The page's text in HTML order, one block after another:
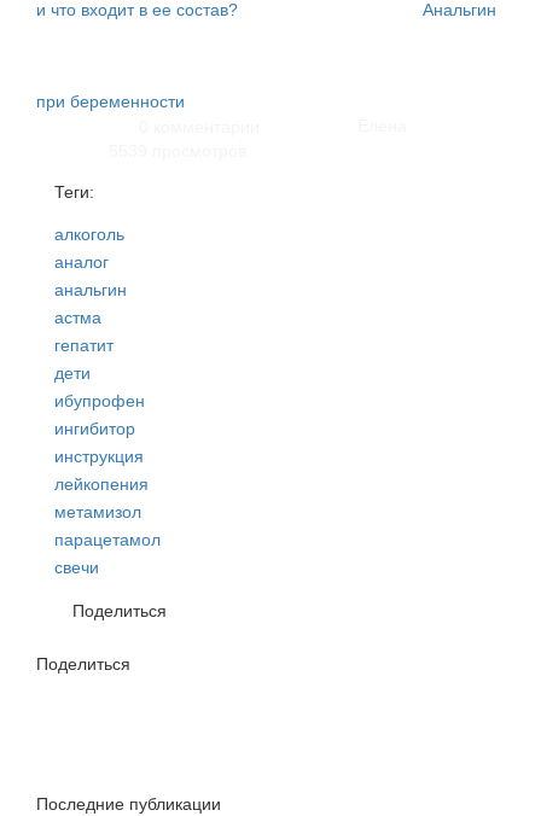
и что входит в ее состав? Анальгин
при беременности
Теги:
алкоголь
аналог
анальгин
астма
гепатит
дети
ибупрофен
ингибитор
инструкция
лейкопения
метамизол
парацетамол
свечи
Поделиться
Поделиться
Последние публикации